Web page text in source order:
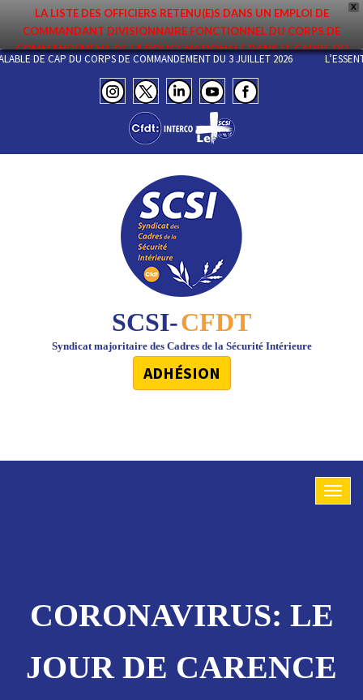
X
LA LISTE DES OFFICIERS RETENU(E)S DANS UN EMPLOI DE
COMMANDANT DIVISIONNAIRE FONCTIONNEL DU CORPS DE
COMMANDEMENT DE LA POLICE NATIONALE DANS LE CADRE DU
PREMIER MOUVEMENT 2026 A ÉTÉ DIFFUSÉE. ELLE EST DISPONIBLE EN
PAGES PROTÉGÉES DU SITE. FÉLICITATIONS AUX NOMMÉ(E)S !
DE CAP DU CORPS DE COMMANDEMENT DU 3 JUILLET 2026
SCSI-CFDT
Syndicat majoritaire des Cadres de la Sécurité Intérieure
ADHÉSION
CORONAVIRUS: LE
JOUR DE CARENCE